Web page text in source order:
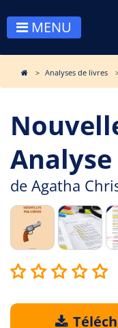
MENU
Analyses de livres
de Agatha